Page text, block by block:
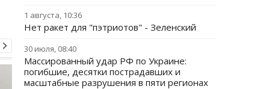
1 августа, 10:36
Нет ракет для "пэтриотов" - Зеленский
30 июля, 08:40
Массированный удар РФ по Украине:
погибшие, десятки пострадавших и
масштабные разрушения в пяти регионах